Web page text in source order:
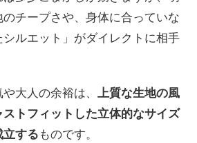
チープさや、身体に合っていな
ルエット」がダイレクトに相手
大人の余裕は、 上質な生地の風
トフィットした立体的なサイズ
する ものです。